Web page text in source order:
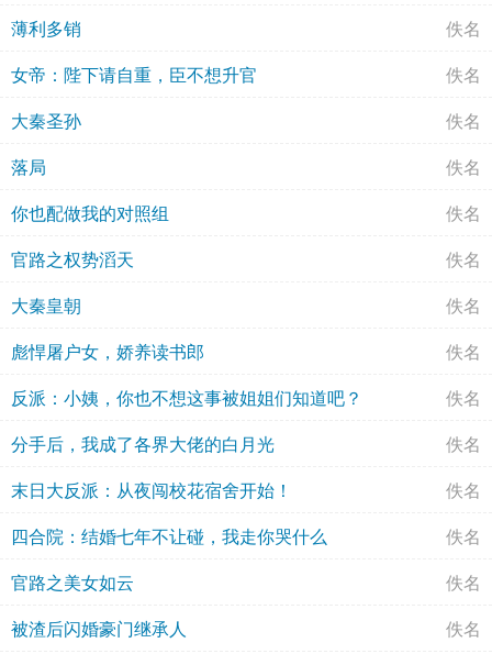
薄利多销 佚名
女帝：陛下请自重，臣不想升官 佚名
大秦圣孙 佚名
落局 佚名
你也配做我的对照组 佚名
官路之权势滔天 佚名
大秦皇朝 佚名
彪悍屠户女，娇养读书郎 佚名
反派：小姨，你也不想这事被姐姐们知道吧？ 佚名
分手后，我成了各界大佬的白月光 佚名
末日大反派：从夜闯校花宿舍开始！ 佚名
四合院：结婚七年不让碰，我走你哭什么 佚名
官路之美女如云 佚名
被渣后闪婚豪门继承人 佚名